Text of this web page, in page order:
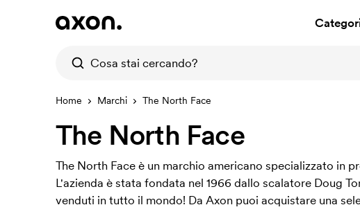
Home Marchi The North Face
The North Face
The North Face è un marchio americano specializzato in
L'azienda è stata fondata nel 1966 dallo scalatore Doug
venduti in tutto il mondo! Da Axon puoi acquistare una